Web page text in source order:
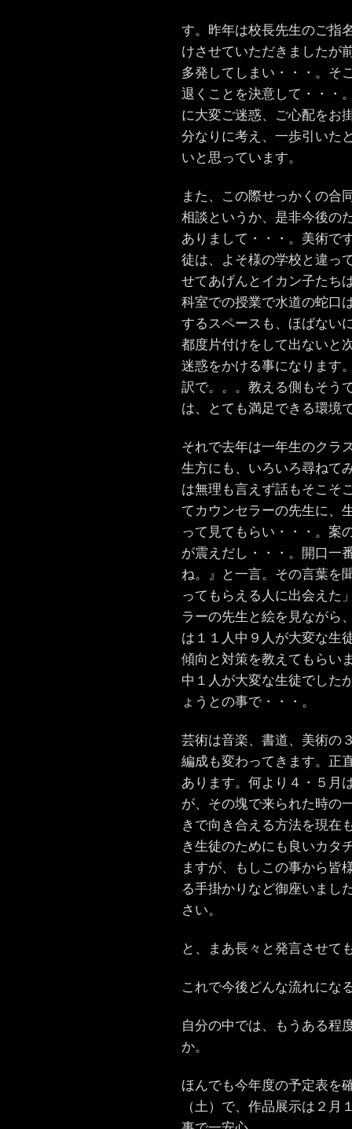
す。昨年は校長先生のご指
けさせていただきましたが
多発してしまい・・・。そ
退くことを決意して・・・
に大変ご迷惑、ご心配をお
分なりに考え、一歩引いた
いと思っています。
また、この際せっかくの合
相談というか、是非今後の
ありまして・・・。美術で
徒は、よそ様の学校と違っ
せてあげんとイカン子たち
科室での授業で水道の蛇口
するスペースも、ほばない
都度片付けをして出ないと
迷惑をかける事になります
訳で。。。教える側もそう
は、とても満足できる環境
それで去年は一年生のクラ
生方にも、いろいろ尋ねて
は無理も言えず話もそこそ
てカウンセラーの先生に、
って見てもらい・・・。案
が震えだし・・・。開口一
ね。』と一言。その言葉を
ってもらえる人に出会えた
ラーの先生と絵を見ながら
は１１人中９人が大変な生
傾向と対策を教えてもらい
中１人が大変な生徒でした
ょうとの事で・・・。
芸術は音楽、書道、美術の
編成も変わってきます。正
あります。何より４・５月
が、その塊で来られた時の
きで向き合える方法を現在
き生徒のためにも良いカタ
ますが、もしこの事から皆
る手掛かりなど御座いまし
さい。
と、まあ長々と発言させて
これで今後どんな流れにな
自分の中では、もうある程
か。
ほんでも今年度の予定表を
（土）で、作品展示は２